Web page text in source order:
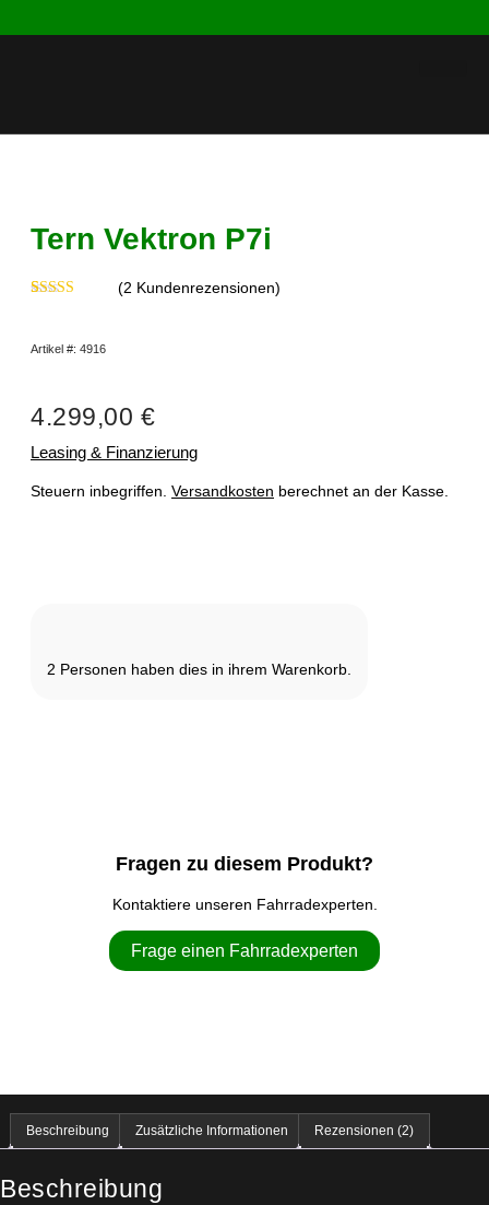
Tern Vektron P7i
basierend auf
Kundenbewertungen
(2 Kundenrezensionen)
Artikel #: 4916
4.299,00 €
Leasing & Finanzierung
Steuern inbegriffen. Versandkosten berechnet an der Kasse.
2 Personen haben dies in ihrem Warenkorb.
Fragen zu diesem Produkt?
Kontaktiere unseren Fahrradexperten.
Frage einen Fahrradexperten
Beschreibung Zusätzliche Informationen Rezensionen (2)
Beschreibung